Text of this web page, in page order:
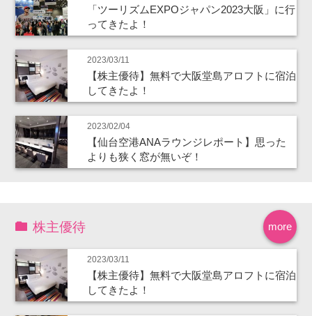
「ツーリズムEXPOジャパン2023大阪」に行
ってきたよ！
2023/03/11
【株主優待】無料で大阪堂島アロフトに宿泊
してきたよ！
2023/02/04
【仙台空港ANAラウンジレポート】思った
よりも狭く窓が無いぞ！
more
株主優待
2023/03/11
【株主優待】無料で大阪堂島アロフトに宿泊
してきたよ！